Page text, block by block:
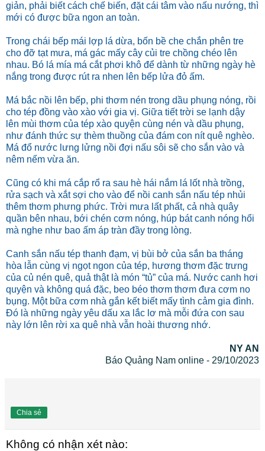
giản, phải biết cách chế biến, đặt cái tâm vào nấu nướng, thì
mới có được bữa ngon an toàn.
Trong chái bếp mái lợp lá dừa, bốn bề che chắn phên tre
cho đỡ tạt mưa, má gác mấy cây củi tre chồng chéo lên
nhau. Bó lá mía má cắt phơi khô để dành từ những ngày hè
nắng trong được rút ra nhen lên bếp lửa đỏ ấm.
Má bắc nồi lên bếp, phi thơm nén trong dầu phụng nóng, rồi
cho tép đồng vào xào với gia vị. Giữa tiết trời se lạnh dậy
lên mùi thơm của tép xào quyện cùng nén và dầu phụng,
như đánh thức sự thèm thuồng của đám con nít quê nghèo.
Má đổ nước lưng lửng nồi đợi nấu sôi sẽ cho sắn vào và
nêm nếm vừa ăn.
Cũng có khi má cắp rổ ra sau hè hái nắm lá lốt nhà trồng,
rửa sạch và xắt sợi cho vào để nồi canh sắn nấu tép nhủi
thêm thơm phưng phức. Trời mưa lất phất, cả nhà quây
quần bên nhau, bới chén cơm nóng, húp bát canh nóng hổi
mà nghe như bao ấm áp tràn đầy trong lòng.
Canh sắn nấu tép thanh đạm, vị bùi bở của sắn ba tháng
hòa lẫn cùng vị ngọt ngon của tép, hương thơm đặc trưng
của củ nén quê, quả thật là món “tủ” của má. Nước canh hơi
quyện và không quá đặc, beo béo thơm thơm đưa cơm no
bụng. Một bữa cơm nhà gắn kết biết mấy tình cảm gia đình.
Đó là những ngày yêu dấu xa lắc lơ mà mỗi đứa con sau
này lớn lên rời xa quê nhà vẫn hoài thương nhớ.
NY AN
Báo Quảng Nam online - 29/10/2023
Chia sẻ
Không có nhận xét nào: